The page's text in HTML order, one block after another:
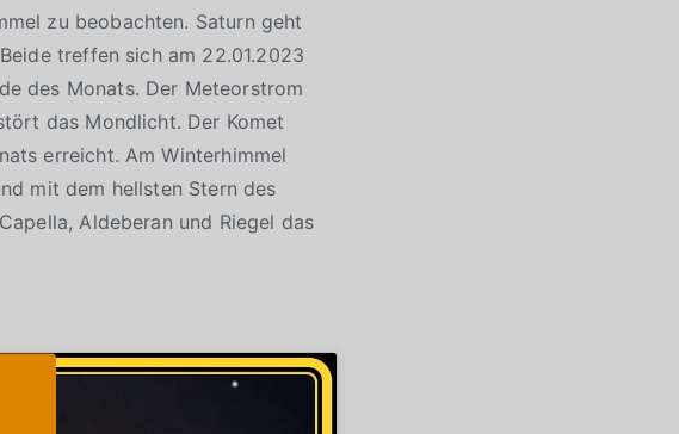
zu beobachten. Saturn geht
treffen sich am 22.01.2023
des Monats. Der Meteorstrom
das Mondlicht. Der Komet
erreicht. Am Winterhimmel
mit dem hellsten Stern des
Aldeberan und Riegel das